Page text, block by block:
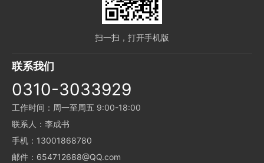
扫一扫，打开手机版
联系我们
0310-3033929
工作时间：周一至周五 9:00-18:00
联系人：李成书
手机：13001868780
邮件：654712688@QQ.com